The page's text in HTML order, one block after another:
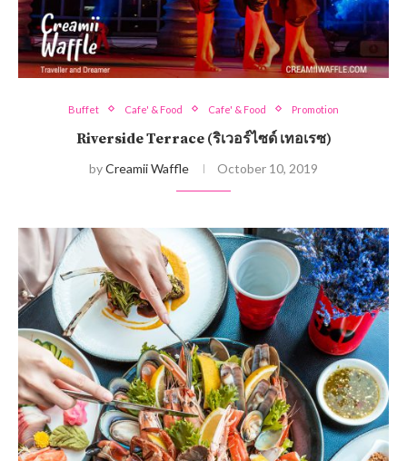
Buffet Cafe' & Food Cafe' & Food Promotion
Riverside Terrace (ริเวอร์ไซด์ เทอเรซ)
byCreamii Waffle October 10, 2019